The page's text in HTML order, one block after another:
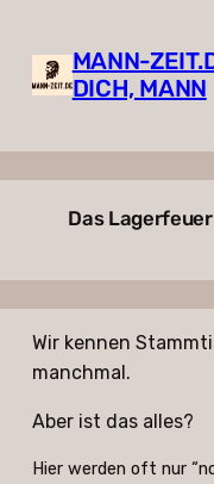
springen MANN-
DICH, MANN
Das
Wir kennen
manchmal.
Aber ist das alles?
Hier werden oft nur